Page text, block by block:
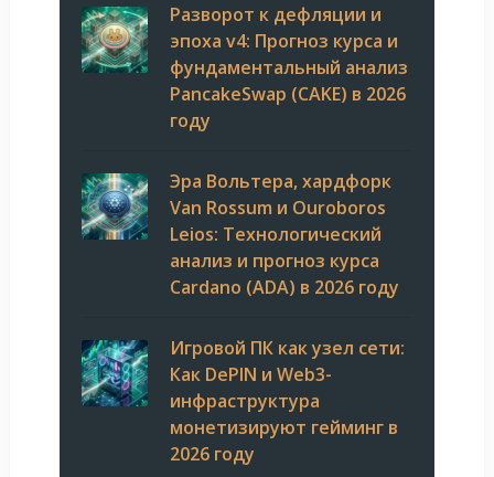
Разворот к дефляции и
эпоха v4: Прогноз курса и
фундаментальный анализ
PancakeSwap (CAKE) в 2026
году
Эра Вольтера, хардфорк
Van Rossum и Ouroboros
Leios: Технологический
анализ и прогноз курса
Cardano (ADA) в 2026 году
Игровой ПК как узел сети:
Как DePIN и Web3-
инфраструктура
монетизируют гейминг в
2026 году